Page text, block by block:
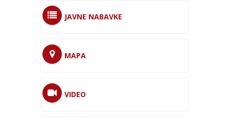
JAVNE NABAVKE
MAPA
VIDEO